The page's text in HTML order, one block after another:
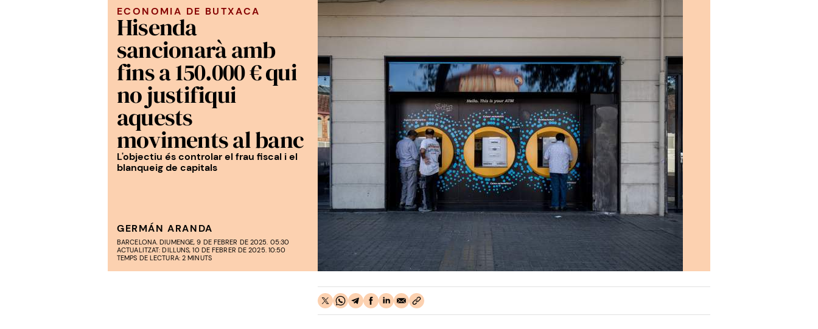
ECONOMIA DE BUTXACA
Hisenda
sancionarà amb
fins a 150.000 € qui
no justifiqui
aquests
moviments al banc
L'objectiu és controlar el frau fiscal i el
blanqueig de capitals
GERMÁN ARANDA
BARCELONA. DIUMENGE, 9 DE FEBRER DE 2025. 05:30
ACTUALITZAT: DILLUNS, 10 DE FEBRER DE 2025. 10:50
TEMPS DE LECTURA: 2 MINUTS